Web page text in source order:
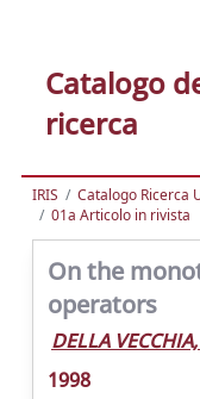
Catalogo
ricerca
IRIS Catalogo Ricerca
01a Articolo in rivista
On the
operators
DELLA
1998